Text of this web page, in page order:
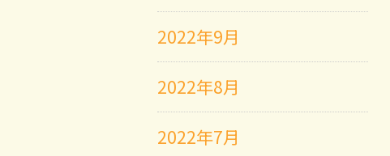
2022年9月
2022年8月
2022年7月